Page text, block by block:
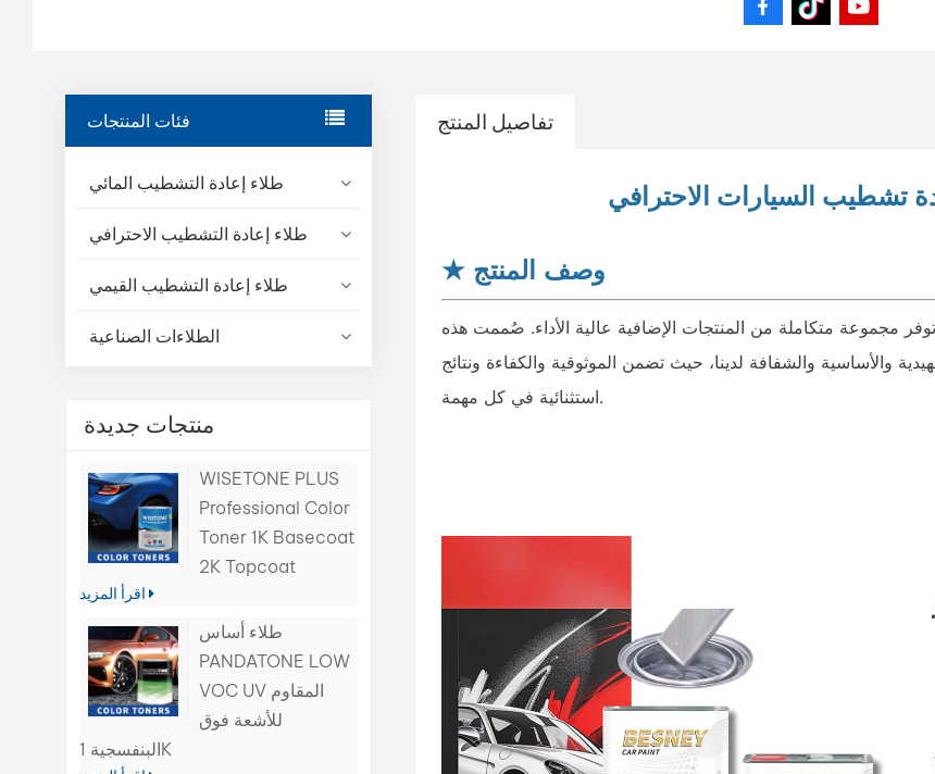
فئات المنتجات
طلاء إعادة التشطيب المائي
طلاء إعادة التشطيب الاحترافي
طلاء إعادة التشطيب القيمي
الطلاءات الصناعية
منتجات جديدة
WISETONE PLUS
Professional Color
Toner 1K Basecoat
2K Topcoat
طلاء أساس
PANDATONE LOW
VOC UV المقاوم
للأشعة فوق
البنفسجية 1K
تفاصيل المنتج
تشطيب السيارات الاحترافي
★ وصف المنتج
توفر مجموعة متكاملة من المنتجات الإضافية عالية الأداء. صُممت هذه
والأساسية والشفافة لدينا، حيث تضمن الموثوقية والكفاءة ونتائج
استثنائية في كل مهمة.